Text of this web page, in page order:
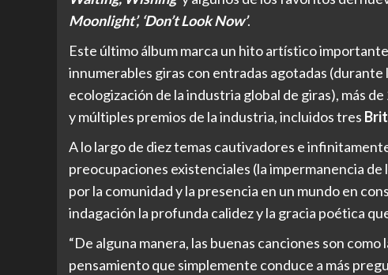
Moonlight’, ‘Don’t Look Now’.
Este último álbum marca un hito artístico
innumerables giras con entradas agotadas
ecologización de la industria global de giras), más
y múltiples premios de la industria, incluidos tres
A lo largo de diez temas cautivadores e
preocupaciones existenciales (la impermanencia de
por la comunidad y la presencia en un mundo en
indagación la profunda calidez y la gracia poética
“De alguna manera, las buenas canciones son
pensamiento que simplemente conduce a más